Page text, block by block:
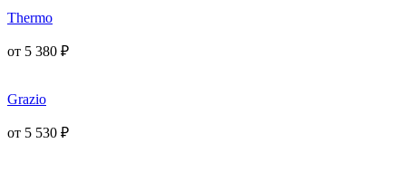
Thermo
от 5 380 ₽
Grazio
от 5 530 ₽